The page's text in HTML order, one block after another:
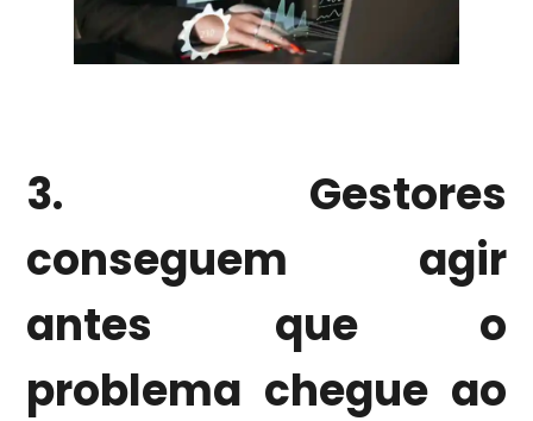
3. Gestores
conseguem agir
antes que o
problema chegue ao